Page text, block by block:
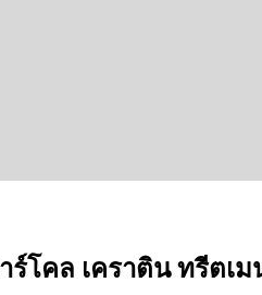
ร์โคล เคราติน ทรีตเ